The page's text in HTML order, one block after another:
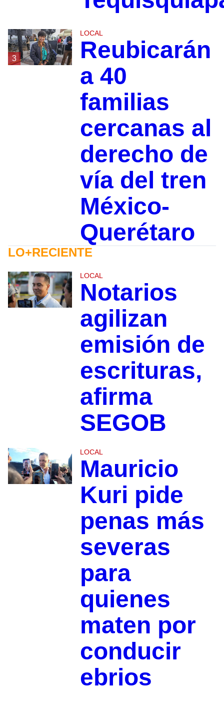
3
LOCAL
Reubicarán
a 40
familias
cercanas al
derecho de
vía del tren
México-
Querétaro
LO+RECIENTE
LOCAL
Notarios
agilizan
emisión de
escrituras,
afirma
SEGOB
LOCAL
Mauricio
Kuri pide
penas más
severas
para
quienes
maten por
conducir
ebrios